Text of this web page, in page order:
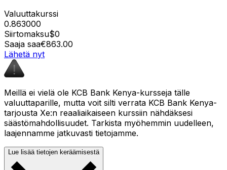
Valuuttakurssi
0.863000
Siirtomaksu$0
Saaja saa€863.00
Lähetä nyt
Meillä ei vielä ole KCB Bank Kenya-kursseja tälle
valuuttaparille, mutta voit silti verrata KCB Bank Kenya-
tarjousta Xe:n reaaliaikaiseen kurssiin nähdäksesi
säästömahdollisuudet. Tarkista myöhemmin uudelleen,
laajennamme jatkuvasti tietojamme.
Lue lisää tietojen keräämisestä